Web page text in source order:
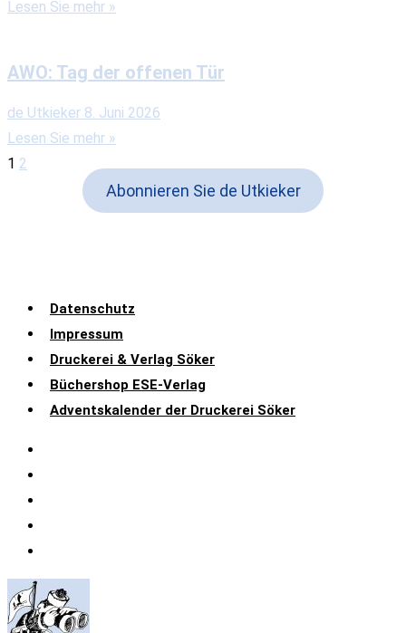
Lesen Sie mehr »
AWO: Tag der offenen Tür
de Utkieker 8. Juni 2026
Lesen Sie mehr »
1 2
Abonnieren Sie de Utkieker
Datenschutz
Impressum
Druckerei & Verlag Söker
Büchershop ESE-Verlag
Adventskalender der Druckerei Söker